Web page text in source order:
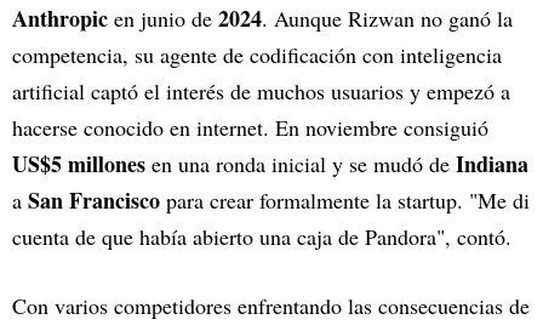
Anthropic en junio de 2024. Aunque Rizwan no ganó la
competencia, su agente de codificación con inteligencia
artificial captó el interés de muchos usuarios y empezó a
hacerse conocido en internet. En noviembre consiguió
US$5 millones en una ronda inicial y se mudó de Indiana
a San Francisco para crear formalmente la startup. "Me di
cuenta de que había abierto una caja de Pandora", contó.
Con varios competidores enfrentando las consecuencias de